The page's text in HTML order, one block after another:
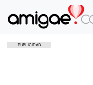
PUBLICIDAD